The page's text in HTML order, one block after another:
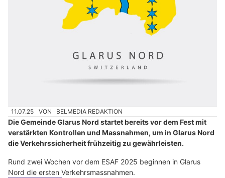
11.07.25 VON BELMEDIA REDAKTION
Die Gemeinde Glarus Nord startet bereits vor dem Fest mit
verstärkten Kontrollen und Massnahmen, um in Glarus Nord
die Verkehrssicherheit frühzeitig zu gewährleisten.
Rund zwei Wochen vor dem ESAF 2025 beginnen in Glarus
Nord die ersten Verkehrsmassnahmen.